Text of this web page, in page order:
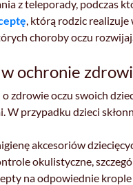
z teleporady, podczas
, którą rodzic realizuje
choroby oczu
ochronie
zdrowie oczu swoich
W przypadku dzieci
akcesoriów
okulistyczne,
na odpowiednie